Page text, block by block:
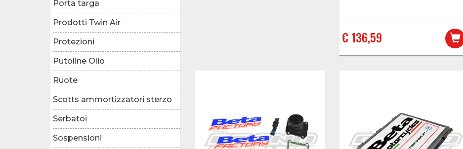
Porta targa
Prodotti Twin Air
Protezioni
Putoline Olio
Ruote
Scotts ammortizzatori sterzo
Serbatoi
Sospensioni
€ 136,59